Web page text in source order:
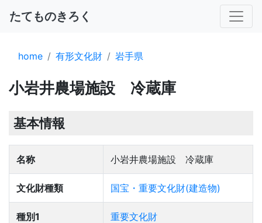
たてものきろく
home 有形文化財 岩手県
小岩井農場施設 冷蔵庫
基本情報
名称 小岩井農場施設 冷蔵庫
文化財種類 国宝・重要文化財(建造物)
種別1 重要文化財